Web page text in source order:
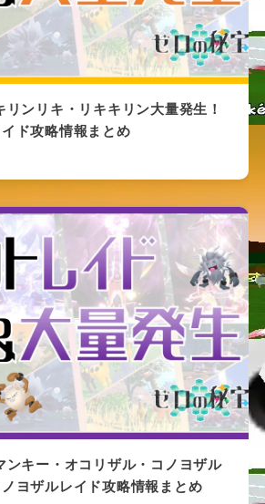
リンリキ・リキキリン大量発生！
ド攻略情報まとめ
ンキー・オコリザル・コノヨザル
ヨザルレイド攻略情報まとめ